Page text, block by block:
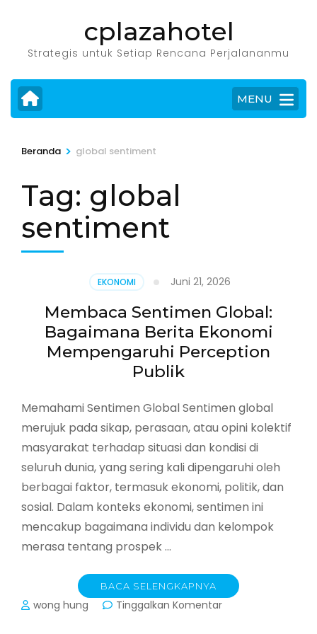
konten
Enter)
cplazahotel
Strategis untuk Setiap Rencana Perjalananmu
MENU
Beranda > global sentiment
Tag: global
sentiment
EKONOMI Juni 21, 2026
Membaca Sentimen Global:
Bagaimana Berita Ekonomi
Mempengaruhi Perception
Publik
Memahami Sentimen Global Sentimen global
merujuk pada sikap, perasaan, atau opini kolektif
masyarakat terhadap situasi dan kondisi di
seluruh dunia, yang sering kali dipengaruhi oleh
berbagai faktor, termasuk ekonomi, politik, dan
sosial. Dalam konteks ekonomi, sentimen ini
mencakup bagaimana individu dan kelompok
merasa tentang prospek …
BACA SELENGKAPNYA
wong hung Tinggalkan Komentarpada